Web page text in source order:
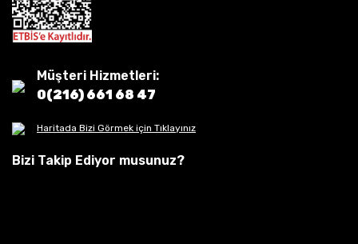
Müşteri Hizmetleri:
0(216) 661 68 47
Haritada Bizi Görmek için Tıklayınız
Bizi Takip Ediyor musunuz?